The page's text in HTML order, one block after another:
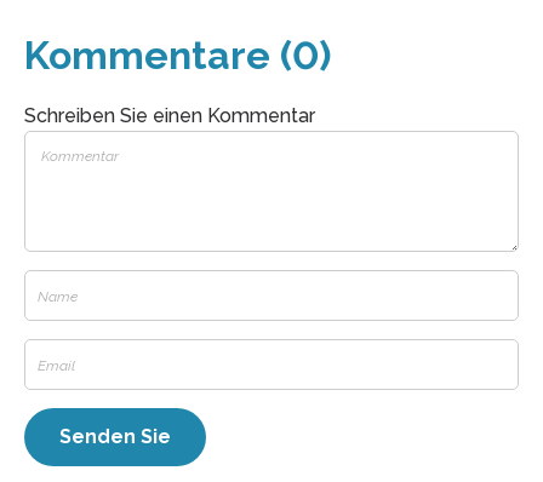
Kommentare (0)
Schreiben Sie einen Kommentar